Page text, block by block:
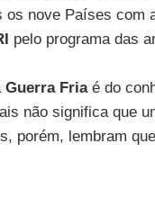
os nove Países com
pelo programa das
Guerra Friaé do
não significa que
porém, lembram